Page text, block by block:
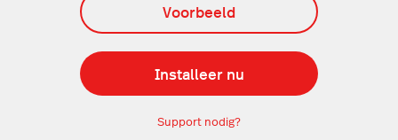
Voorbeeld
Installeer nu
Support nodig?